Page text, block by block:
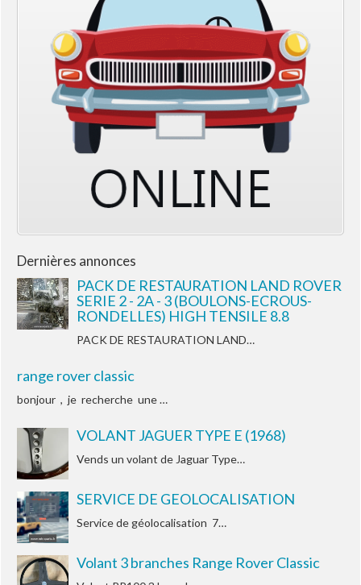
Dernières annonces
PACK DE RESTAURATION LAND ROVER
SERIE 2 - 2A - 3 (BOULONS-ECROUS-
RONDELLES) HIGH TENSILE 8.8
PACK DE RESTAURATION LAND…
range rover classic
bonjour , je recherche une …
VOLANT JAGUER TYPE E (1968)
Vends un volant de Jaguar Type…
SERVICE DE GEOLOCALISATION
Service de géolocalisation 7…
Volant 3 branches Range Rover Classic